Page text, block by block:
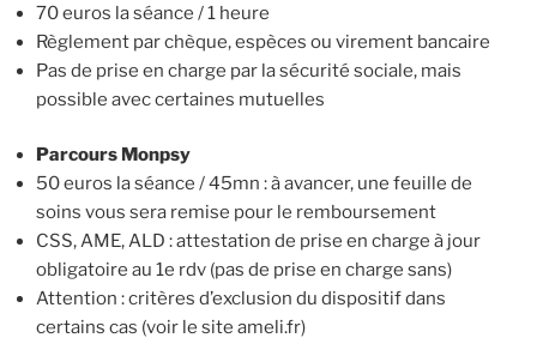
70 euros la séance / 1 heure
Règlement par chèque, espèces ou virement bancaire
Pas de prise en charge par la sécurité sociale, mais
possible avec certaines mutuelles
Parcours Monpsy
50 euros la séance / 45mn : à avancer, une feuille de
soins vous sera remise pour le remboursement
CSS, AME, ALD : attestation de prise en charge à jour
obligatoire au 1e rdv (pas de prise en charge sans)
Attention : critères d’exclusion du dispositif dans
certains cas (voir le site ameli.fr)